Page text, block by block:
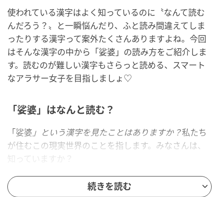
使われている漢字はよく知っているのに〝なんて読む
んだろう？〟と一瞬悩んだり、ふと読み間違えてしま
ったりする漢字って案外たくさんありますよね。今回
はそんな漢字の中から「娑婆」の読み方をご紹介しま
す。読むのが難しい漢字もさらっと読める、スマート
なアラサー女子を目指しましょ♡
「娑婆」はなんと読む？
「娑婆 」という漢字を見たことはありますか？私たち
が住むこの現実世界のことを指します。みなさんは、
知っていますか？
正解を知りたい人は、もう少しスクロールしてみて！
続きを読む